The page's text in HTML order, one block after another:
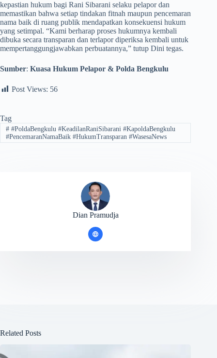
kepastian hukum bagi Rani Sibarani selaku pelapor dan
memastikan bahwa setiap tindakan fitnah maupun pencemaran
nama baik di ruang publik mendapatkan konsekuensi hukum
yang setimpal. “Kami berharap proses hukumnya kembali
dibuka secara transparan dan terlapor diperiksa kembali untuk
mempertanggungjawabkan perbuatannya,” tutup Dini tegas.
Sumber: Kuasa Hukum Pelapor & Polda Bengkulu
Post Views: 56
Tag
##PoldaBengkulu #KeadilanRaniSibarani #KapoldaBengkulu
#PencemaranNamaBaik #HukumTransparan #WasesaNews
Dian Pramudja
Related Posts